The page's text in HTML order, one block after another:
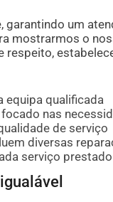
garantindo um
mostrarmos o
respeito,
equipa qualificada
nas
de serviço
diversas
serviço prestado